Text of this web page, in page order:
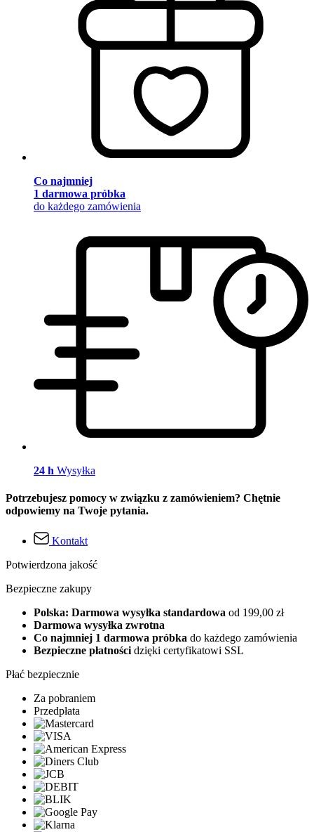
Co najmniej
1 darmowa próbka
do każdego zamówienia
24 h Wysyłka
Potrzebujesz pomocy w związku z zamówieniem? Chętnie
odpowiemy na Twoje pytania.
Kontakt
Potwierdzona jakość
Bezpieczne zakupy
Polska: Darmowa wysyłka standardowa od 199,00 zł
Darmowa wysyłka zwrotna
Co najmniej 1 darmowa próbka do każdego zamówienia
Bezpieczne płatności dzięki certyfikatowi SSL
Płać bezpiecznie
Za pobraniem
Przedpłata